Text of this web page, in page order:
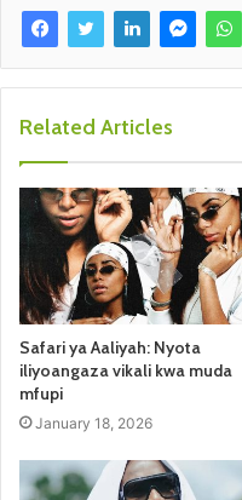
Related Articles
Safari ya Aaliyah: Nyota
iliyoangaza vikali kwa muda
mfupi
January 18, 2026